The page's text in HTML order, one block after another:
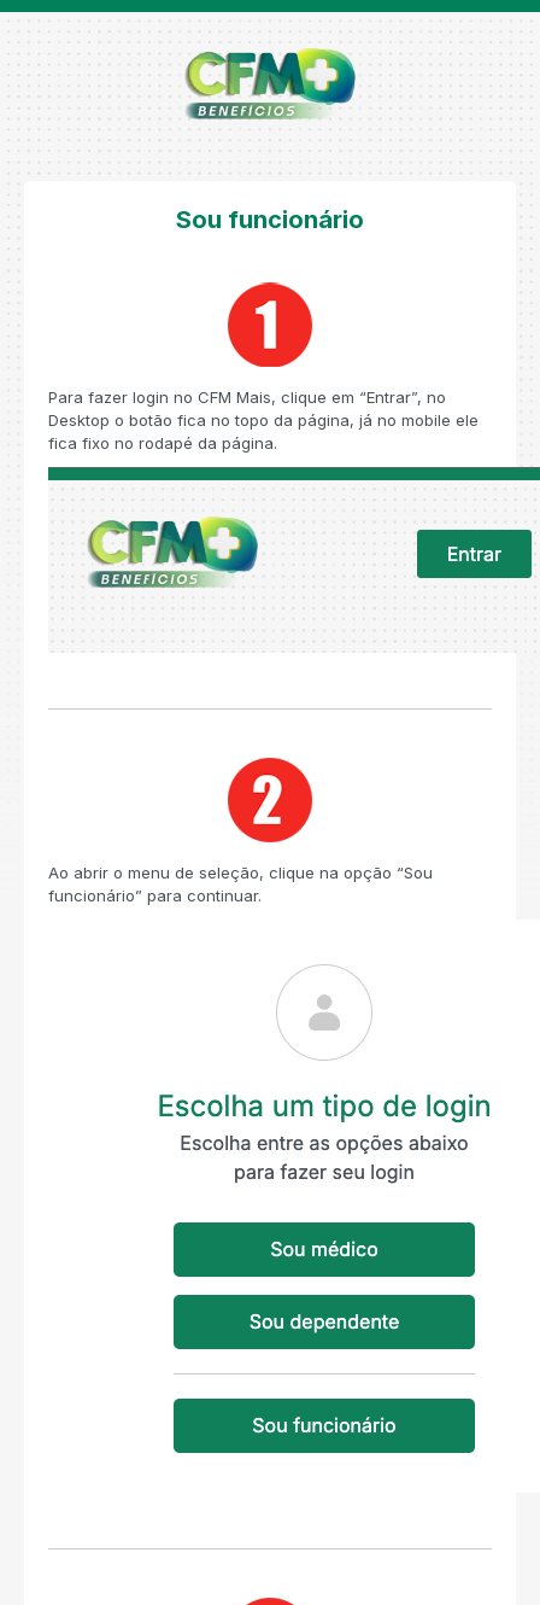
Sou funcionário
Para fazer login no CFM Mais, clique em “Entrar”, no
Desktop o botão fica no topo da página, já no mobile ele
fica fixo no rodapé da página.
Ao abrir o menu de seleção, clique na opção “Sou
funcionário” para continuar.